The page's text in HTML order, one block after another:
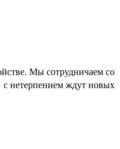
Мы сотрудничаем со
с нетерпением ждут новых